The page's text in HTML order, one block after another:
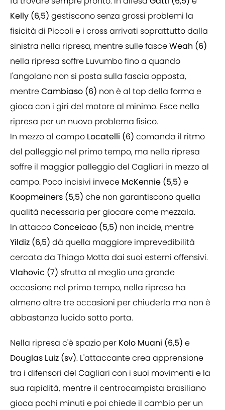
Kelly (6,5) gestiscono senza grossi problemi la
fisicità di Piccoli e i cross arrivati soprattutto dalla
sinistra nella ripresa, mentre sulle fasceWeah (6)
nella ripresa soffre Luvumbo fino a quando
l'angolano non si posta sulla fascia opposta,
mentreCambiaso (6) non è al top della forma e
gioca con i giri del motore al minimo. Esce nella
ripresa per un nuovo problema fisico.
In mezzo al campo Locatelli (6) comanda il ritmo
del palleggio nel primo tempo, ma nella ripresa
soffre il maggior palleggio del Cagliari in mezzo al
campo. Poco incisivi invece McKennie (5,5) e
Koopmeiners (5,5) che non garantiscono quella
qualità necessaria per giocare come mezzala.
In attaccoConceicao (5,5) non incide, mentre
Yildiz (6,5) dà quella maggiore imprevedibilità
cercata da Thiago Motta dai suoi esterni offensivi.
Vlahovic (7) sfrutta al meglio una grande
occasione nel primo tempo, nella ripresa ha
almeno altre tre occasioni per chiuderla ma non è
abbastanza lucido sotto porta.
Nella ripresa c'è spazio per Kolo Muani (6,5) e
Douglas Luiz (sv). L'attaccante crea apprensione
tra i difensori del Cagliari con i suoi movimenti e la
sua rapidità, mentre il centrocampista brasiliano
gioca pochi minuti e poi chiede il cambio per un